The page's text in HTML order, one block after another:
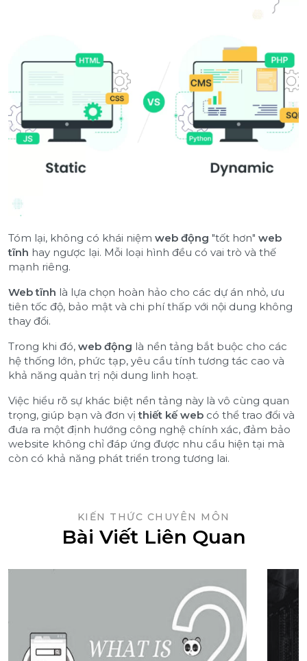
Tóm lại, không có khái niệm web động "tốt hơn" web
tĩnh hay ngược lại. Mỗi loại hình đều có vai trò và thế
mạnh riêng.
Web tĩnh là lựa chọn hoàn hảo cho các dự án nhỏ, ưu
tiên tốc độ, bảo mật và chi phí thấp với nội dung không
thay đổi.
Trong khi đó, web động là nền tảng bắt buộc cho các
hệ thống lớn, phức tạp, yêu cầu tính tương tác cao và
khả năng quản trị nội dung linh hoạt.
Việc hiểu rõ sự khác biệt nền tảng này là vô cùng quan
trọng, giúp bạn và đơn vịthiết kế web có thể trao đổi và
đưa ra một định hướng công nghệ chính xác, đảm bảo
website không chỉ đáp ứng được nhu cầu hiện tại mà
còn có khả năng phát triển trong tương lai.
KIẾN THỨC CHUYÊN MÔN
Bài Viết Liên Quan